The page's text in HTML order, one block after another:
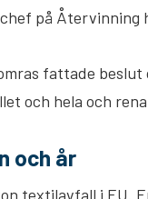
på Återvinning
fattade
och hela och
och år
textilavfall i